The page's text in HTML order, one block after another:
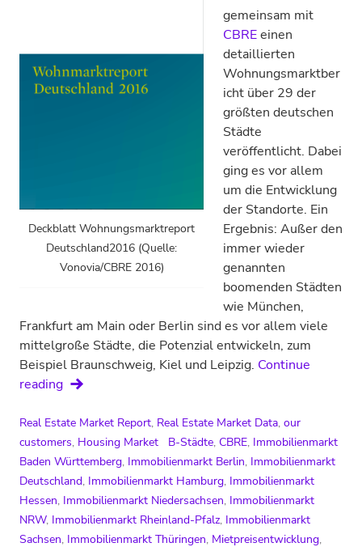
Deckblatt Wohnungsmarktreport
Deutschland2016 (Quelle:
Vonovia/CBRE 2016)
gemeinsam mit
CBREeinen
detaillierten
Wohnungsmarktber
icht über 29 der
größten deutschen
Städte
veröffentlicht. Dabei
ging es vor allem
um die Entwicklung
der Standorte. Ein
Ergebnis: Außer den
immer wieder
genannten
boomenden Städten
wie München,
Frankfurt am Main oder Berlin sind es vor allem viele
mittelgroße Städte, die Potenzial entwickeln, zum
Beispiel Braunschweig, Kiel und Leipzig. Continue
readingWohnungsmarktreport
2016
von
Vonovia
und
CBRE
Real Estate Market Report, Real Estate Market Data, our
customers, Housing Market B-Städte, CBRE, Immobilienmarkt
Baden Württemberg, Immobilienmarkt Berlin, Immobilienmarkt
Deutschland, Immobilienmarkt Hamburg, Immobilienmarkt
Hessen, Immobilienmarkt Niedersachsen, Immobilienmarkt
NRW, Immobilienmarkt Rheinland-Pfalz, Immobilienmarkt
Sachsen, Immobilienmarkt Thüringen, Mietpreisentwicklung,